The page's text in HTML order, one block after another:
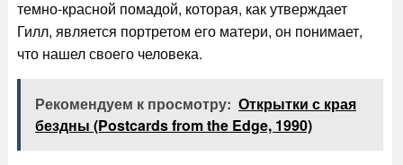
темно-красной помадой, которая, как утверждает
Гилл, является портретом его матери, он понимает,
что нашел своего человека.
Рекомендуем к просмотру: Открытки с края
бездны (Postcards from the Edge, 1990)